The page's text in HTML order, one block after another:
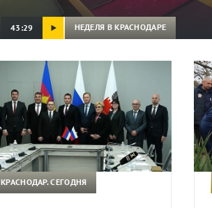
43:29 НЕДЕЛЯ В КРАСНОДАРЕ
КРАСНОДАР. СЕГОДНЯ